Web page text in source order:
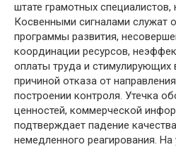
штате грамотных
Косвенными сигналами служат
программы развития,
координации ресурсов,
оплаты труда и стимулирующих
причиной отказа от
построении контроля. Утечка
ценностей, коммерческой
подтверждает падение
немедленного реагирования.